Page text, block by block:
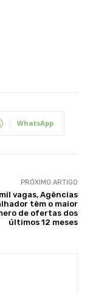
WhatsApp
PRÓXIMO ARTIGO
vagas, Agências
têm o maior
de ofertas dos
últimos 12 meses